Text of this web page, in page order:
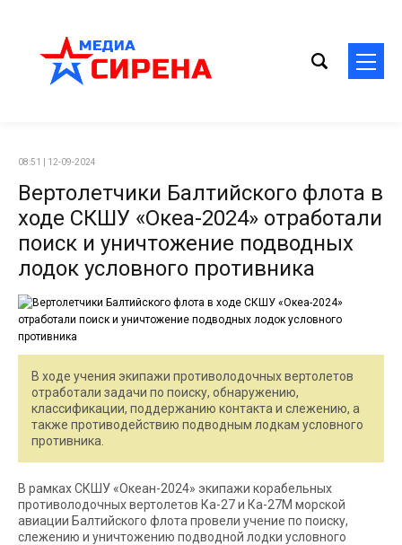
08:51 | 12-09-2024
Вертолетчики Балтийского флота в
ходе СКШУ «Океа-2024» отработали
поиск и уничтожение подводных
лодок условного противника
В ходе учения экипажи противолодочных вертолетов
отработали задачи по поиску, обнаружению,
классификации, поддержанию контакта и слежению, а
также противодействию подводным лодкам условного
противника.
В рамках СКШУ «Океан-2024» экипажи корабельных
противолодочных вертолетов Ка-27 и Ка-27М морской
авиации Балтийского флота провели учение по поиску,
слежению и уничтожению подводной лодки условного